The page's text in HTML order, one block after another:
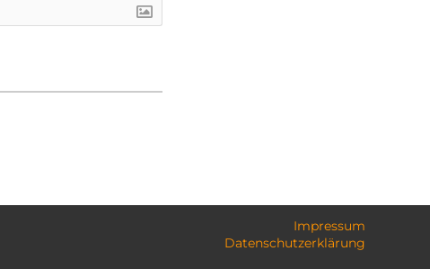
Impressum
Datenschutzerklärung